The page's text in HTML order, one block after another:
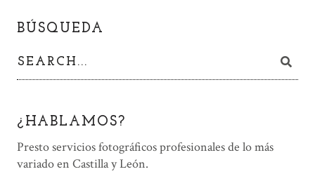
BÚSQUEDA
¿HABLAMOS?
Presto servicios fotográficos profesionales de lo más
variado en Castilla y León.